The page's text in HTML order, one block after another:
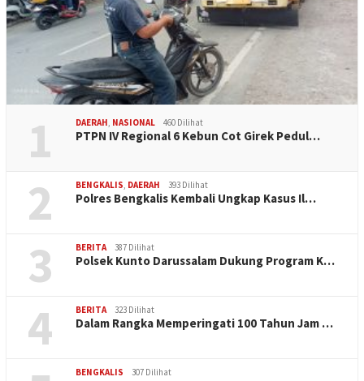
1 DAERAH, NASIONAL 460 Dilihat
PTPN IV Regional 6 Kebun Cot Girek Pedul…
2 BENGKALIS, DAERAH 393 Dilihat
Polres Bengkalis Kembali Ungkap Kasus Il…
3 BERITA 387 Dilihat
Polsek Kunto Darussalam Dukung Program K…
4 BERITA 323 Dilihat
Dalam Rangka Memperingati 100 Tahun Jam …
BENGKALIS 307 Dilihat